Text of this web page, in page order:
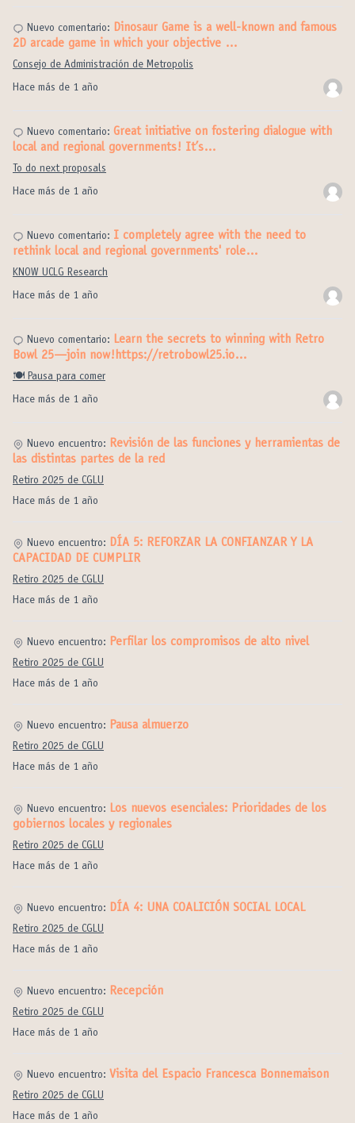
Hace más de 1 año
Nuevo comentario: Dinosaur Game is a well-known and famous
2D arcade game in which your objective …
Consejo de Administración de Metropolis
Hace más de 1 año
Nuevo comentario: Great initiative on fostering dialogue with
local and regional governments! It’s…
To do next proposals
Hace más de 1 año
Nuevo comentario: I completely agree with the need to
rethink local and regional governments' role…
KNOW UCLG Research
Hace más de 1 año
Nuevo comentario: Learn the secrets to winning with Retro
Bowl 25—join now!https://retrobowl25.io…
🍽️ Pausa para comer
Hace más de 1 año
Nuevo encuentro: Revisión de las funciones y herramientas de
las distintas partes de la red
Retiro 2025 de CGLU
Hace más de 1 año
Nuevo encuentro: DÍA 5: REFORZAR LA CONFIANZAR Y LA
CAPACIDAD DE CUMPLIR
Retiro 2025 de CGLU
Hace más de 1 año
Nuevo encuentro: Perfilar los compromisos de alto nivel
Retiro 2025 de CGLU
Hace más de 1 año
Nuevo encuentro: Pausa almuerzo
Retiro 2025 de CGLU
Hace más de 1 año
Nuevo encuentro: Los nuevos esenciales: Prioridades de los
gobiernos locales y regionales
Retiro 2025 de CGLU
Hace más de 1 año
Nuevo encuentro: DÍA 4: UNA COALICIÓN SOCIAL LOCAL
Retiro 2025 de CGLU
Hace más de 1 año
Nuevo encuentro: Recepción
Retiro 2025 de CGLU
Hace más de 1 año
Nuevo encuentro: Visita del Espacio Francesca Bonnemaison
Retiro 2025 de CGLU